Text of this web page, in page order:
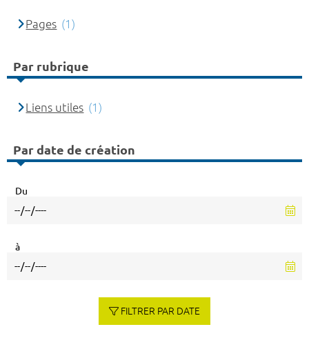
Pages (1)
Par rubrique
Liens utiles (1)
Par date de création
Du
à
FILTRER PAR DATE